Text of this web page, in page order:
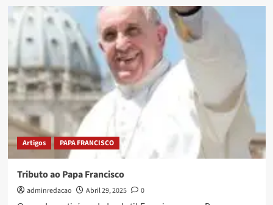
Artigos PAPA FRANCISCO
Tributo ao Papa Francisco
adminredacao Abril 29, 2025
0